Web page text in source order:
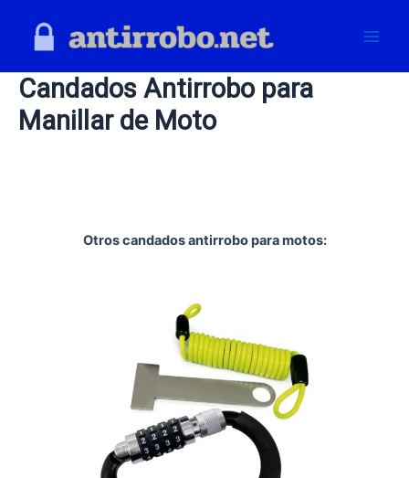
content
Candados Antirrobo para
Manillar de Moto
Otros candados antirrobo para motos: